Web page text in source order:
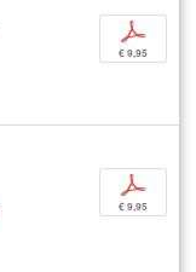
p
€ 9,95
p
€ 9,95